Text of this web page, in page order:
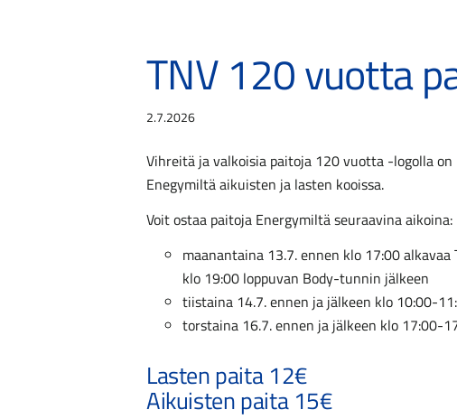
TNV 120 vuotta
2.7.2026
Vihreitä ja valkoisia paitoja 120 vuotta -logolla
Enegymiltä aikuisten ja lasten kooissa.
Voit ostaa paitoja Energymiltä seuraavina aikoina:
maanantaina 13.7. ennen klo 17:00
klo 19:00 loppuvan Body-tunnin jälkeen
tiistaina 14.7. ennen ja jälkeen klo 10:00-
torstaina 16.7. ennen ja jälkeen klo 17:00-
Lasten paita 12€
Aikuisten paita 15€